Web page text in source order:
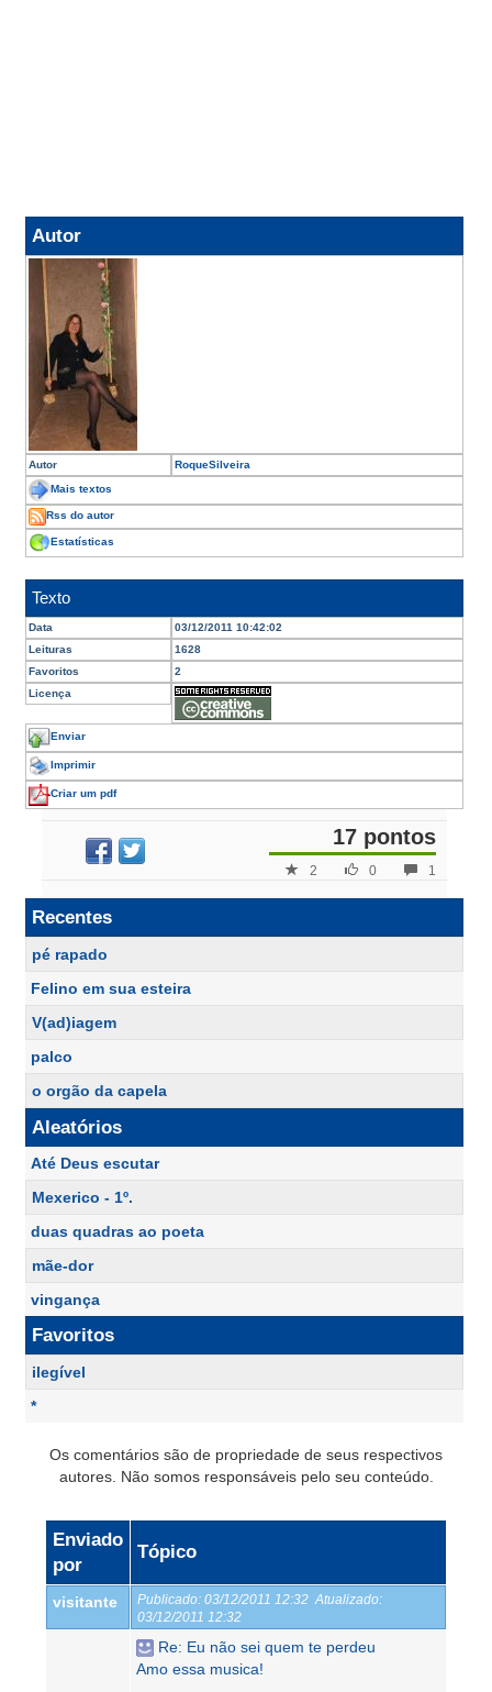
Autor
Autor RoqueSilveira
Mais textos
Rss do autor
Estatísticas
Texto
Data
03/12/2011 10:42:02
Leituras
1628
Favoritos
2
Licença
Enviar
Imprimir
Criar um pdf
17 pontos
1
0
2
Recentes
pé rapado
Felino em sua esteira
V(ad)iagem
palco
o orgão da capela
Aleatórios
Até Deus escutar
Mexerico - 1º.
duas quadras ao poeta
mãe-dor
vingança
Favoritos
ilegível
*
Os comentários são de propriedade de seus respectivos
autores. Não somos responsáveis pelo seu conteúdo.
Enviado
por
Tópico
visitante Publicado: 03/12/2011 12:32 Atualizado:
03/12/2011 12:32
Re: Eu não sei quem te perdeu
Amo essa musica!